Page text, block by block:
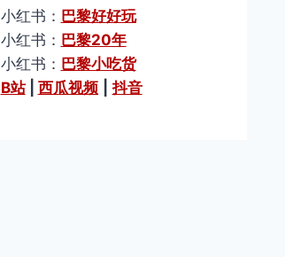
小红书： 巴黎好好玩
小红书： 巴黎20年
小红书： 巴黎小吃货
B站| 西瓜视频 抖音